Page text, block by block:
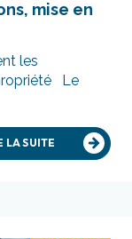
mise en
les
Le
LA SUITE